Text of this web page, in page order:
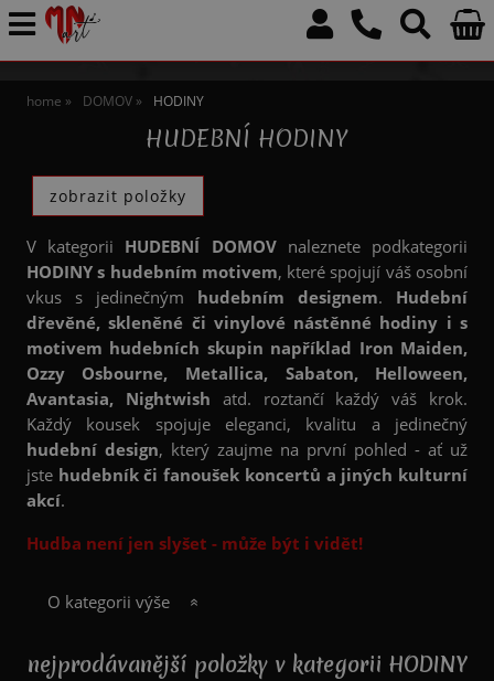
home DOMOV HODINY
HUDEBNÍ HODINY
V kategorii HUDEBNÍ DOMOVnaleznete podkategorii
HODINY s hudebním motivem, které spojují váš osobní
vkus s jedinečným hudebním designem. Hudební
dřevěné, skleněné či vinylové nástěnné hodiny i s
motivem hudebních skupin například Iron Maiden,
Ozzy Osbourne, Metallica, Sabaton, Helloween,
Avantasia, Nightwish atd. roztančí každý váš krok.
Každý kousek spojuje eleganci, kvalitu a jedinečný
hudební design, který zaujme na první pohled - ať už
jste hudebník či fanoušek koncertů a jiných kulturní
akcí.
Hudba není jen slyšet - může být i vidět!
O kategorii výše
nejprodávanější položky v kategorii HODINY